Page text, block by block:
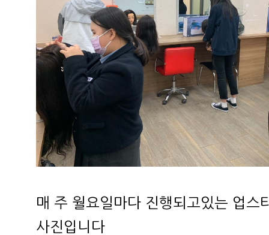
매 주 월요일마다 진행되고있는 업스
사진입니다